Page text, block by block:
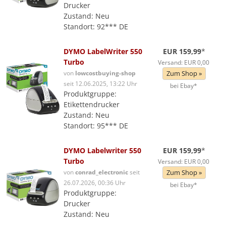
Drucker
Zustand: Neu
Standort: 92*** DE
DYMO LabelWriter 550
Turbo
von lowcostbuying-shop
seit 12.06.2025, 13:22 Uhr
Produktgruppe:
Etikettendrucker
Zustand: Neu
Standort: 95*** DE
EUR 159,99*
Versand: EUR 0,00
Zum Shop »
bei Ebay*
DYMO Labelwriter 550
Turbo
vonconrad_electronicseit
26.07.2026, 00:36 Uhr
Produktgruppe:
Drucker
Zustand: Neu
EUR 159,99*
Versand: EUR 0,00
Zum Shop »
bei Ebay*